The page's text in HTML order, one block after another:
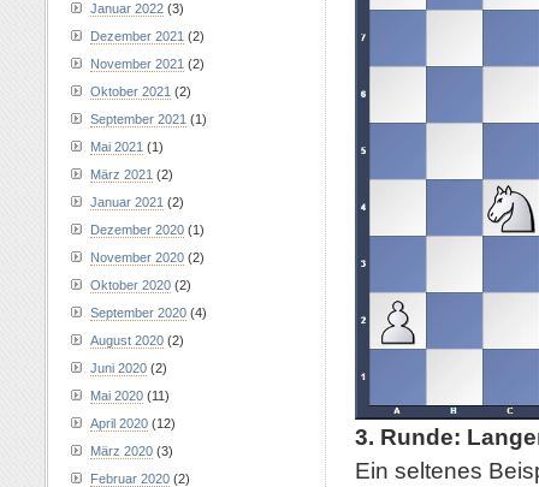
3. Runde:
Ein seltenes
Januar 2022 (3)
Dezember 2021 (2)
November 2021 (2)
Oktober 2021 (2)
September 2021 (1)
Mai 2021 (1)
März 2021 (2)
Januar 2021 (2)
Dezember 2020 (1)
November 2020 (2)
Oktober 2020 (2)
September 2020 (4)
August 2020 (2)
Juni 2020 (2)
Mai 2020 (11)
April 2020 (12)
März 2020 (3)
Februar 2020 (2)